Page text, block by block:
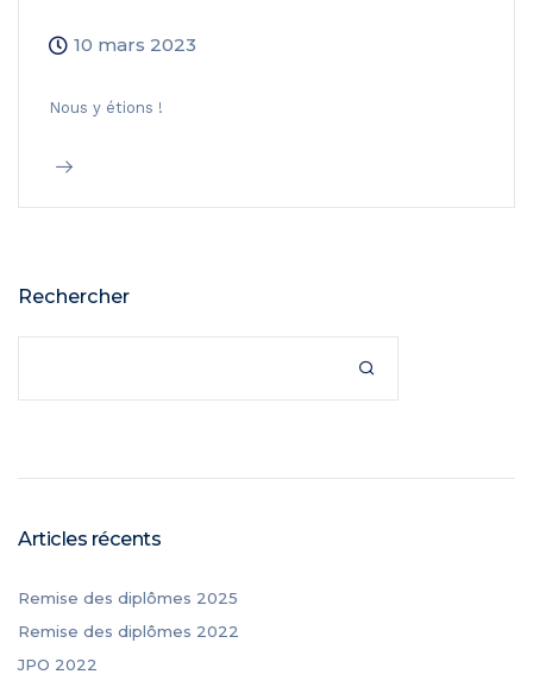
10 mars 2023
Nous y étions !
Rechercher

Articles récents
Remise des diplômes 2025
Remise des diplômes 2022
JPO 2022